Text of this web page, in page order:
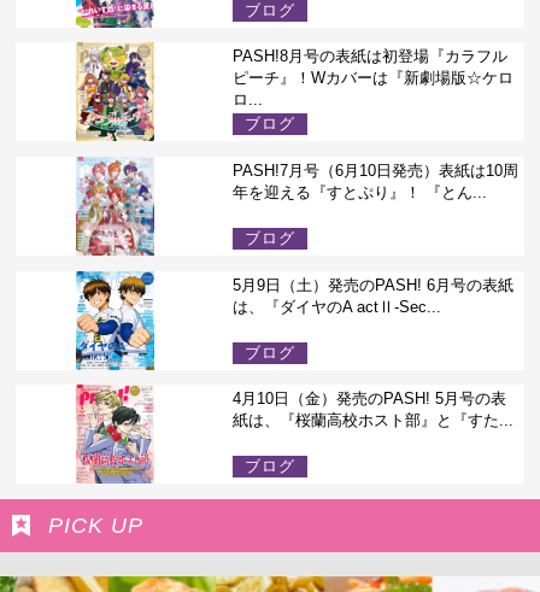
ブログ
PASH!8月号の表紙は初登場『カラフル
ピーチ』！Wカバーは『新劇場版☆ケロ
ロ...
ブログ
PASH!7月号（6月10日発売）表紙は10周
年を迎える『すとぷり』！ 『とん...
ブログ
5月9日（土）発売のPASH! 6月号の表紙
は、『ダイヤのA actⅡ-Sec...
ブログ
4月10日（金）発売のPASH! 5月号の表
紙は、『桜蘭高校ホスト部』と『すた...
ブログ
PICK UP